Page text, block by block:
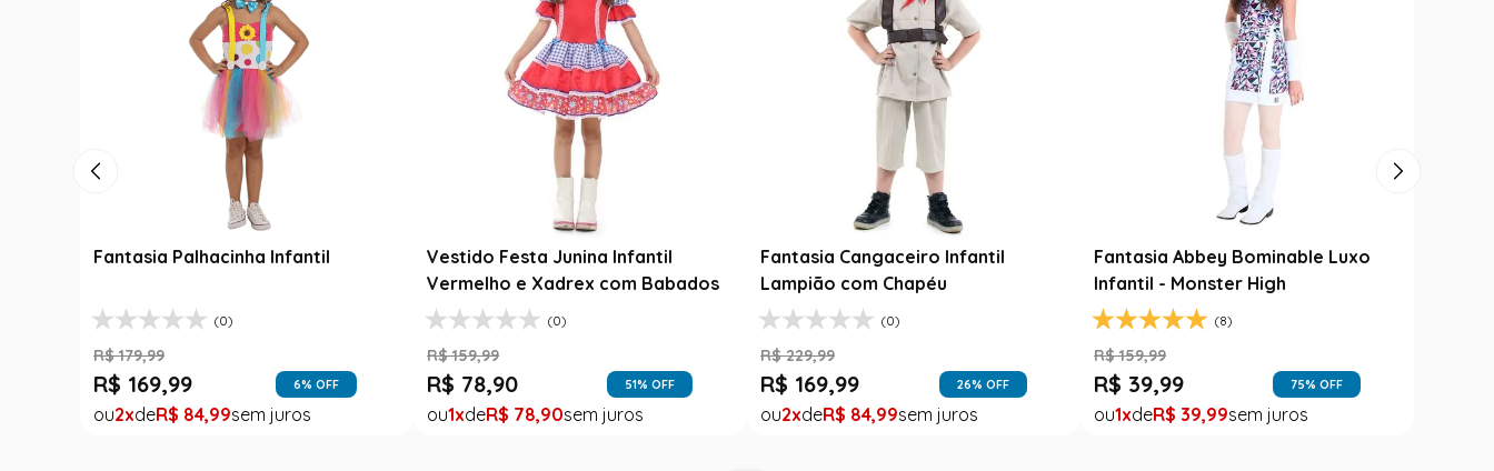
Fantasia Palhacinha Infantil
(0)
R$ 179,99
R$ 169,99 6% OFF
2 R$ 84,99
Vestido Festa Junina Infantil
Vermelho e Xadrex com Babados
(0)
R$ 159,99
R$ 78,90 51% OFF
1 R$ 78,90
Fantasia Cangaceiro Infantil
Lampião com Chapéu
(0)
R$ 229,99
R$ 169,99 26% OFF
2 R$ 84,99
Fantasia Abbey Bominable Luxo
Infantil - Monster High
(8)
R$ 159,99
R$ 39,99 75% OFF
1 R$ 39,99